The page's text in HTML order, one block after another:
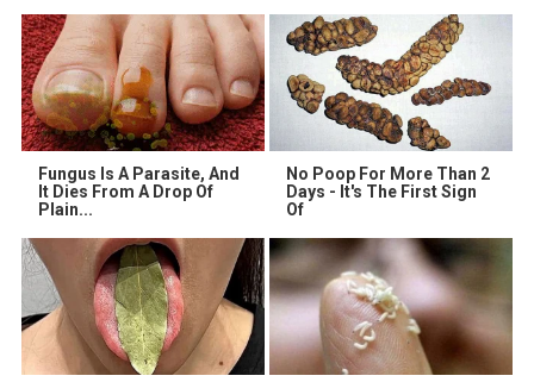
Fungus Is A Parasite, And
It Dies From A Drop Of
Plain...
No Poop For More Than 2
Days - It's The First Sign
Of